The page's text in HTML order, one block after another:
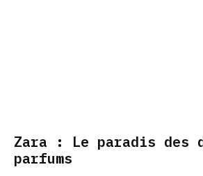
Zara : Le paradis des
parfums